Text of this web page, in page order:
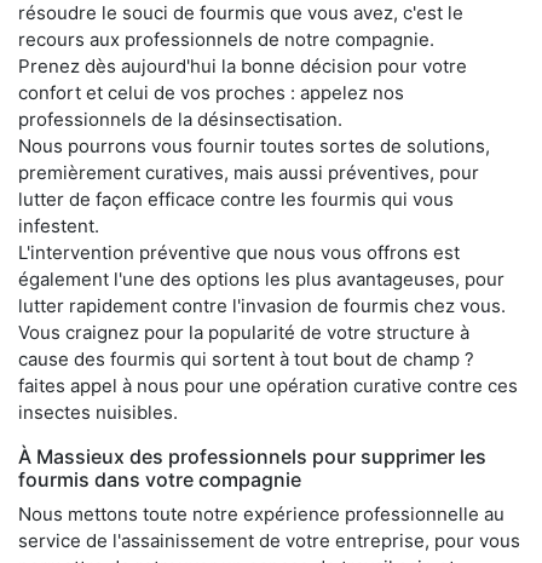
résoudre le souci de fourmis que vous avez, c'est le
recours aux professionnels de notre compagnie.
Prenez dès aujourd'hui la bonne décision pour votre
confort et celui de vos proches : appelez nos
professionnels de la désinsectisation.
Nous pourrons vous fournir toutes sortes de solutions,
premièrement curatives, mais aussi préventives, pour
lutter de façon efficace contre les fourmis qui vous
infestent.
L'intervention préventive que nous vous offrons est
également l'une des options les plus avantageuses, pour
lutter rapidement contre l'invasion de fourmis chez vous.
Vous craignez pour la popularité de votre structure à
cause des fourmis qui sortent à tout bout de champ ?
faites appel à nous pour une opération curative contre ces
insectes nuisibles.
À Massieux des professionnels pour supprimer les
fourmis dans votre compagnie
Nous mettons toute notre expérience professionnelle au
service de l'assainissement de votre entreprise, pour vous